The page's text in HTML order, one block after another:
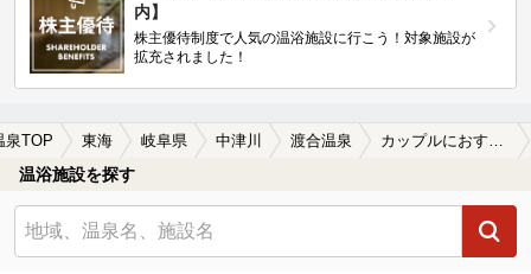
内】
株主優待制度で人気の温浴施設に行こう！対象施設が
拡充されました！
泉TOP 東海 岐阜県 中津川 渡合温泉
温浴施設を探す